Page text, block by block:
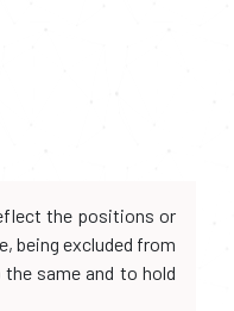
the positions or
being excluded from
same and to hold